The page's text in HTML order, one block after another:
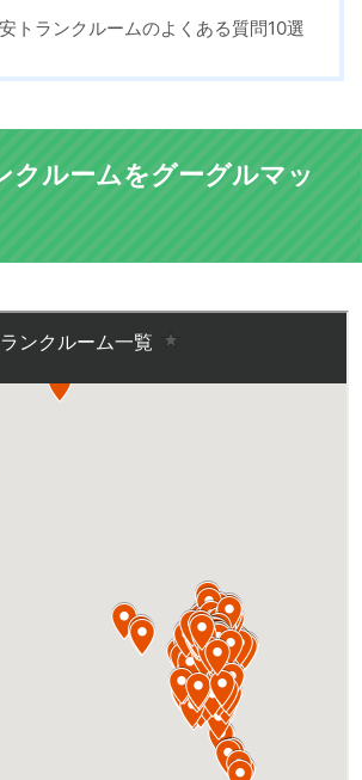
トランクルームのよくある質問10選
クルームをグーグルマッ